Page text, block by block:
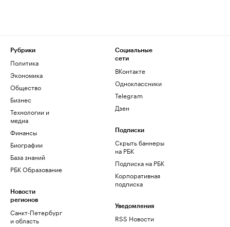
Рубрики
Политика
Экономика
Общество
Бизнес
Технологии и
медиа
Финансы
Биографии
База знаний
РБК Образование
Новости
регионов
Санкт-Петербург
и область
Социальные
сети
ВКонтакте
Одноклассники
Telegram
Дзен
Подписки
Скрыть баннеры
на РБК
Подписка на РБК
Корпоративная
подписка
Уведомления
RSS Новости